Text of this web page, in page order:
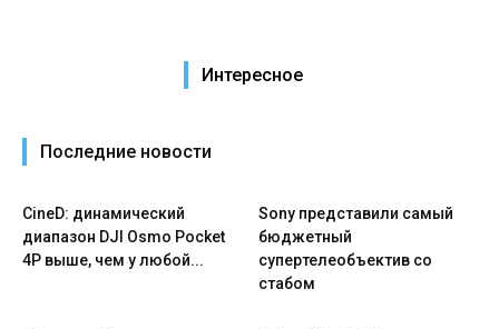
Интересное
Последние новости
CineD: динамический
диапазон DJI Osmo Pocket
4P выше, чем у любой...
Sony представили самый
бюджетный
супертелеобъектив со
стабом